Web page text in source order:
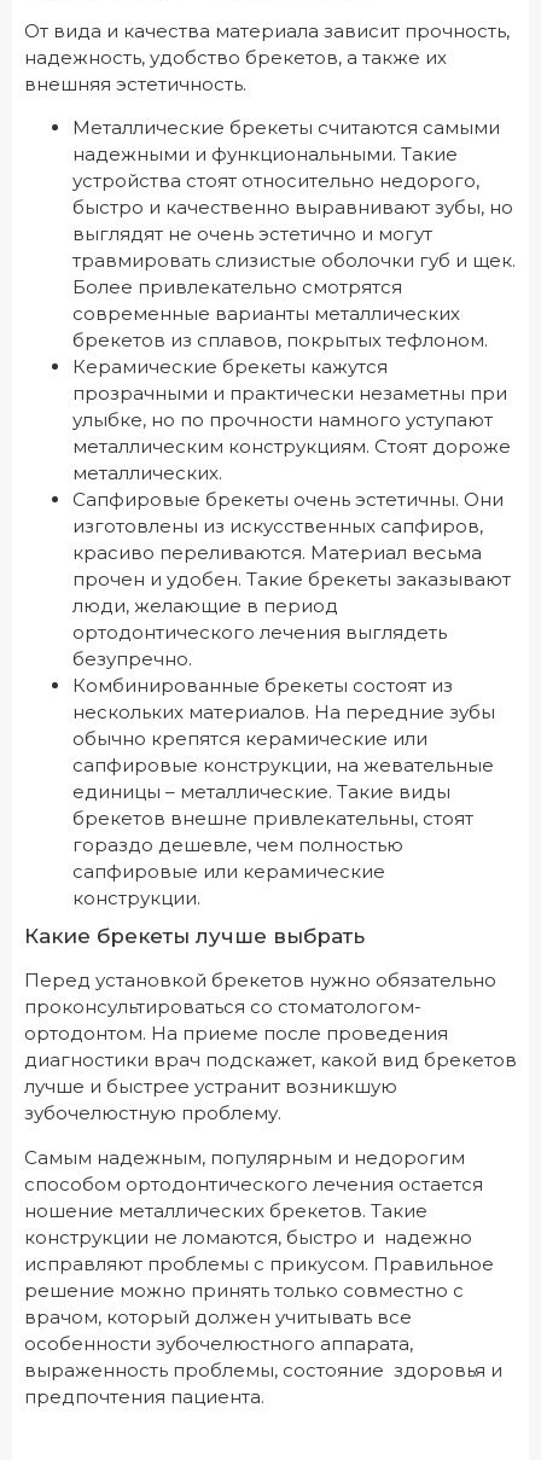
От вида и качества материала зависит прочность,
надежность, удобство брекетов, а также их
внешняя эстетичность.
Металлические брекеты считаются самыми
надежными и функциональными. Такие
устройства стоят относительно недорого,
быстро и качественно выравнивают зубы, но
выглядят не очень эстетично и могут
травмировать слизистые оболочки губ и щек.
Более привлекательно смотрятся
современные варианты металлических
брекетов из сплавов, покрытых тефлоном.
Керамические брекеты кажутся
прозрачными и практически незаметны при
улыбке, но по прочности намного уступают
металлическим конструкциям. Стоят дороже
металлических.
Сапфировые брекеты очень эстетичны. Они
изготовлены из искусственных сапфиров,
красиво переливаются. Материал весьма
прочен и удобен. Такие брекеты заказывают
люди, желающие в период
ортодонтического лечения выглядеть
безупречно.
Комбинированные брекеты состоят из
нескольких материалов. На передние зубы
обычно крепятся керамические или
сапфировые конструкции, на жевательные
единицы – металлические. Такие виды
брекетов внешне привлекательны, стоят
гораздо дешевле, чем полностью
сапфировые или керамические
конструкции.
Какие брекеты лучше выбрать
Перед установкой брекетов нужно обязательно
проконсультироваться со стоматологом-
ортодонтом. На приеме после проведения
диагностики врач подскажет, какой вид брекетов
лучше и быстрее устранит возникшую
зубочелюстную проблему.
Самым надежным, популярным и недорогим
способом ортодонтического лечения остается
ношение металлических брекетов. Такие
конструкции не ломаются, быстро и надежно
исправляют проблемы с прикусом. Правильное
решение можно принять только совместно с
врачом, который должен учитывать все
особенности зубочелюстного аппарата,
выраженность проблемы, состояние здоровья и
предпочтения пациента.